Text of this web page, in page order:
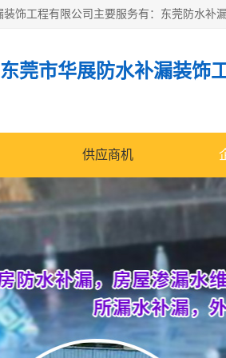
东莞市华展防水补漏装饰
供应商机